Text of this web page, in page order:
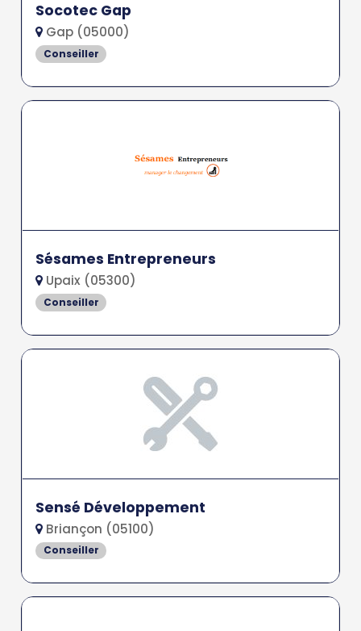
Socotec Gap
Gap (05000)
Conseiller
Sésames Entrepreneurs
Upaix (05300)
Conseiller
Sensé Développement
Briançon (05100)
Conseiller